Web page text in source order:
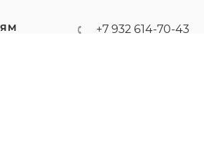
+7 932 614-70-43